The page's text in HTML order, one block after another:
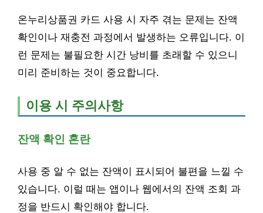
온누리상품권 카드 사용 시 자주 겪는 문제는 잔액
확인이나 재충전 과정에서 발생하는 오류입니다. 이
런 문제는 불필요한 시간 낭비를 초래할 수 있으니
미리 준비하는 것이 중요합니다.
이용 시 주의사항
잔액 확인 혼란
사용 중 알 수 없는 잔액이 표시되어 불편을 느낄 수
있습니다. 이럴 때는 앱이나 웹에서의 잔액 조회 과
정을 반드시 확인해야 합니다.